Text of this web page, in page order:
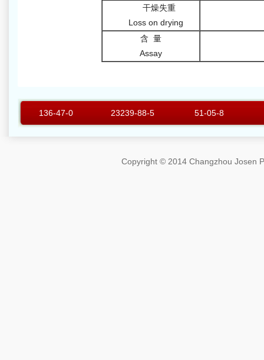
干燥失重
Loss on drying
含 量
Assay
136-47-0 23239-88-5 51-05-8
Copyright © 2014 Changzhou Josen